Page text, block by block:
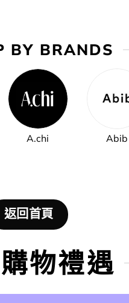
BY BRANDS
A.chi Abib
返回首頁
物禮遇